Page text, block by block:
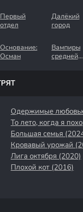
Первый
отдел
Далёкий
город
Основание:
Осман
Вампиры
средней
Одержимые
То лето, когда я
Большая семья
Кровавый урожай
Лига октября (2020)
Плохой кот (2016)